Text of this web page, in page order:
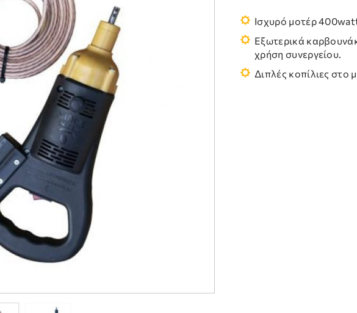
Ισχυρό μοτέρ
Εξωτερικά
χρήση συνεργείου.
Διπλές κοπίλιες στο